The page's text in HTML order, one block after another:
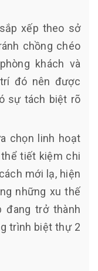
xếp theo sở
chồng chéo
khách và
đó nên được
sự tách biệt rõ
chọn linh hoạt
tiết kiệm chi
mới lạ, hiện
những xu thế
đang trở thành
trình biệt thự 2